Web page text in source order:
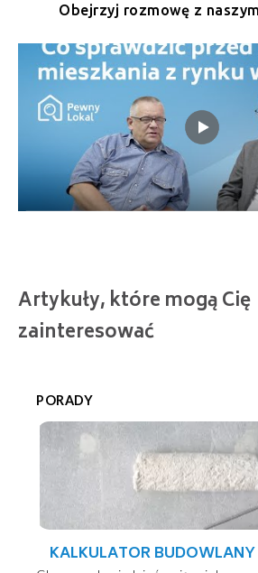
Obejrzyj rozmowę z
Artykuły, które mogą Cię
zainteresować
PORADY
KALKULATOR